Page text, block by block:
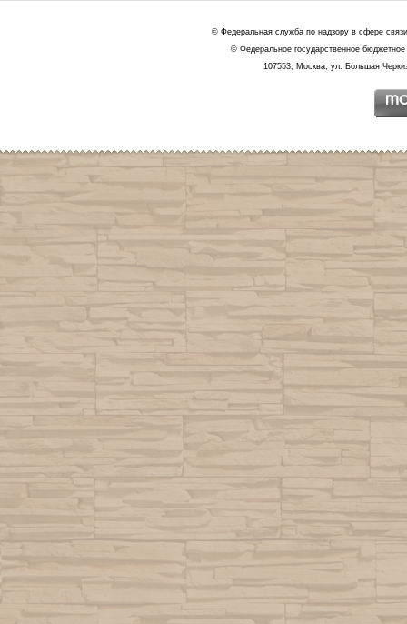
© Федеральная служба по надзору в сфере
© Федеральное государственное
107553, Москва, ул. Большая